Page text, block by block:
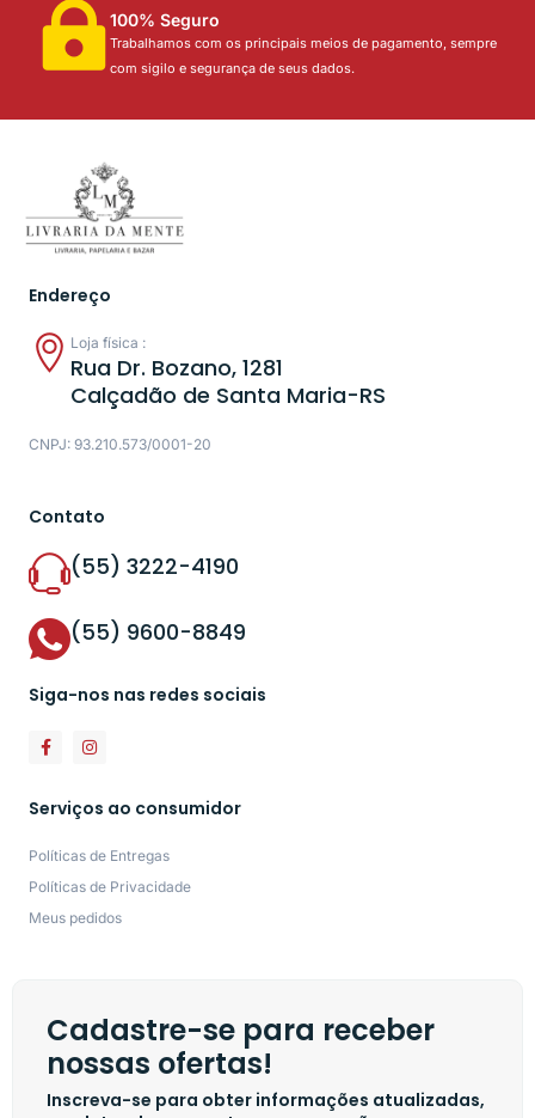
100% Seguro
Trabalhamos com os principais meios de pagamento, sempre
com sigilo e segurança de seus dados.
Endereço
Loja física :
Rua Dr. Bozano, 1281
Calçadão de Santa Maria-RS
CNPJ: 93.210.573/0001-20
Contato
(55) 3222-4190
(55) 9600-8849
Siga-nos nas redes sociais
Serviços ao consumidor
Políticas de Entregas
Políticas de Privacidade
Meus pedidos
Cadastre-se para receber
nossas ofertas!
Inscreva-se para obter informações atualizadas,